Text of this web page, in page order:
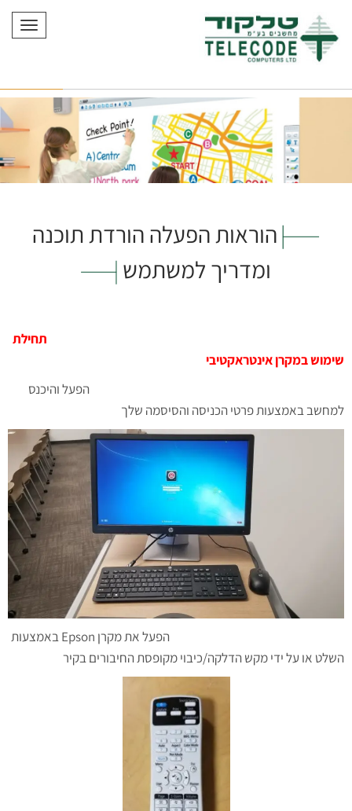
הוראות הפעלה הורדת תוכנה
ומדריך למשתמש
תחילת
שימוש במקרן אינטראקטיבי
הפעל והיכנס
למחשב באמצעות פרטי הכניסה והסיסמה שלך
הפעל את מקרן Epson באמצעות
השלט או על ידי מקש הדלקה/כיבוי מקופסת החיבורים בקיר